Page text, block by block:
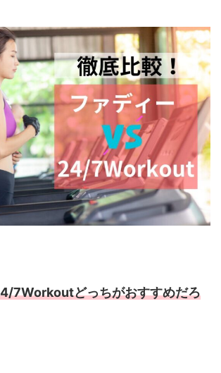
7Workoutどっちがおすすめだろ